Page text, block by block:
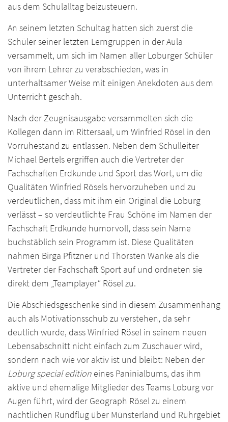
aus dem Schulalltag beizusteuern.
An seinem letzten Schultag hatten sich zuerst die
Schüler seiner letzten Lerngruppen in der Aula
versammelt, um sich im Namen aller Loburger Schüler
von ihrem Lehrer zu verabschieden, was in
unterhaltsamer Weise mit einigen Anekdoten aus dem
Unterricht geschah.
Nach der Zeugnisausgabe versammelten sich die
Kollegen dann im Rittersaal, um Winfried Rösel in den
Vorruhestand zu entlassen. Neben dem Schulleiter
Michael Bertels ergriffen auch die Vertreter der
Fachschaften Erdkunde und Sport das Wort, um die
Qualitäten Winfried Rösels hervorzuheben und zu
verdeutlichen, dass mit ihm ein Original die Loburg
verlässt – so verdeutlichte Frau Schöne im Namen der
Fachschaft Erdkunde humorvoll, dass sein Name
buchstäblich sein Programm ist. Diese Qualitäten
nahmen Birga Pfitzner und Thorsten Wanke als die
Vertreter der Fachschaft Sport auf und ordneten sie
direkt dem „Teamplayer“ Rösel zu.
Die Abschiedsgeschenke sind in diesem Zusammenhang
auch als Motivationsschub zu verstehen, da sehr
deutlich wurde, dass Winfried Rösel in seinem neuen
Lebensabschnitt nicht einfach zum Zuschauer wird,
sondern nach wie vor aktiv ist und bleibt: Neben der
Loburg special edition eines Paninialbums, das ihm
aktive und ehemalige Mitglieder des Teams Loburg vor
Augen führt, wird der Geograph Rösel zu einem
nächtlichen Rundflug über Münsterland und Ruhrgebiet